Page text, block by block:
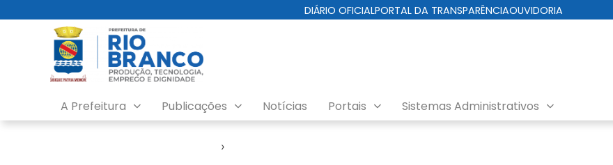
DIÁRIO OFICIALPORTAL DA TRANSPARÊNCIAOUVIDORIA
A Prefeitura Publicações Notícias Portais Sistemas Administrativos
›